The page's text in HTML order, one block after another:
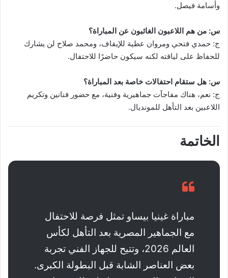
وأسامة فيصل.
س: من هم اللاعبون الغائبون عن المباراة؟
ج: حمدي فتحي ومروان عطية للإيقاف، ومحمد صلاح لن يشارك
للحفاظ على لياقته لكنه سيكون حاضرًا للاحتفال.
س: هل ستقام احتفالات خاصة بعد المباراة؟
ج: نعم، هناك مفاجآت جماهيرية وفنية، مع حضور فنانين وتكريم
اللاعبين بعد التأهل للمونديال.
الخاتمة
مباراة غينيا بيساو تمثل فرصة للاحتفال
مع الجماهير المصرية بعد التأهل لكأس
العالم 2026، وتتيح للجهاز الفني تجربة
بعض العناصر الشابة قبل البطولة الكبرى.